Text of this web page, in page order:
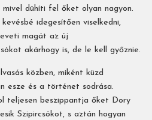
dühíti fel őket olyan nagyon.
idegesítően viselkedni,
magát az új
akárhogy is, de le kell győznie.
közben, miként küzd
esze és a történet sodrása.
teljesen beszippantja őket Dory
Szipircsókot, s aztán hogyan